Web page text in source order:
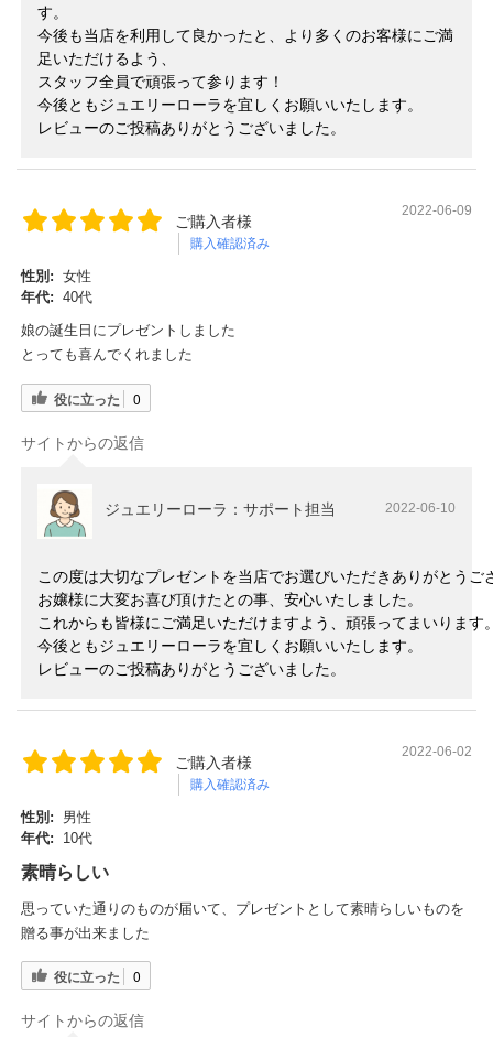
す。
今後も当店を利用して良かったと、より多くのお客様にご満
足いただけるよう、
スタッフ全員で頑張って参ります！
今後ともジュエリーローラを宜しくお願いいたします。
レビューのご投稿ありがとうございました。
ご購入者様
購入確認済み
2022-06-09
性別: 女性
年代: 40代
娘の誕生日にプレゼントしました
とっても喜んでくれました
役に立った 0
サイトからの返信
ジュエリーローラ：サポート担当 2022-06-10
この度は大切なプレゼントを当店でお選びいただきありがとうご
お嬢様に大変お喜び頂けたとの事、安心いたしました。
これからも皆様にご満足いただけますよう、頑張ってまいります
今後ともジュエリーローラを宜しくお願いいたします。
レビューのご投稿ありがとうございました。
ご購入者様
購入確認済み
2022-06-02
性別:
男性
年代:
10代
素晴らしい
思っていた通りのものが届いて、プレゼントとして素晴らしいものを
贈る事が出来ました
役に立った 0
サイトからの返信